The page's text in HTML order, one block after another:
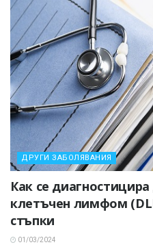
ДРУГИ ЗАБОЛЯВАНИЯ
Как се
клетъчен лимфом
стъпки
01/03/2024